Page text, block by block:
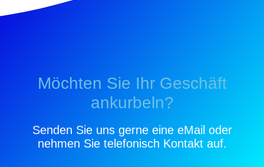
Möchten Sie Ihr Geschäft
ankurbeln?
Senden Sie uns gerne eine eMail oder
nehmen Sie telefonisch Kontakt auf.